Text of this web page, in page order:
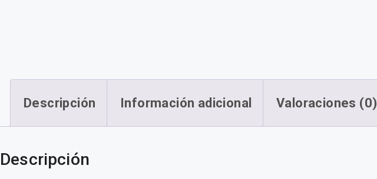
Descripción Información adicional Valoraciones (0)
Descripción